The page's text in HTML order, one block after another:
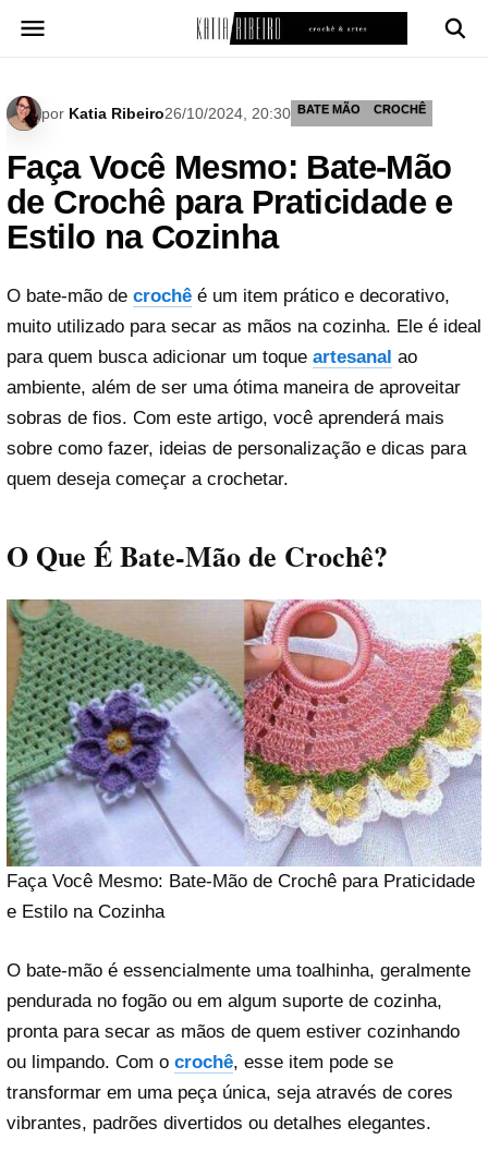
para
por Katia Ribeiro26/10/2024, 20:30 BATE MÃO CROCHÊ
Faça Você Mesmo: Bate-Mão
de Crochê para Praticidade e
Estilo na Cozinha
O bate-mão de crochê é um item prático e decorativo,
muito utilizado para secar as mãos na cozinha. Ele é ideal
para quem busca adicionar um toque artesanal ao
ambiente, além de ser uma ótima maneira de aproveitar
sobras de fios. Com este artigo, você aprenderá mais
sobre como fazer, ideias de personalização e dicas para
quem deseja começar a crochetar.
O Que É Bate-Mão de Crochê?
Faça Você Mesmo: Bate-Mão de Crochê para Praticidade
e Estilo na Cozinha
O bate-mão é essencialmente uma toalhinha, geralmente
pendurada no fogão ou em algum suporte de cozinha,
pronta para secar as mãos de quem estiver cozinhando
ou limpando. Com o crochê, esse item pode se
transformar em uma peça única, seja através de cores
vibrantes, padrões divertidos ou detalhes elegantes.